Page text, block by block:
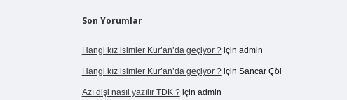
Son Yorumlar
Hangi kız isimler Kur’an’da geçiyor ?için admin
Hangi kız isimler Kur’an’da geçiyor ?için Sancar Çöl
Azı dişi nasıl yazılır TDK ?için admin